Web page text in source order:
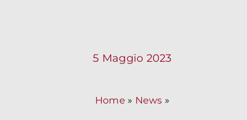
5 Maggio 2023
Home » News »